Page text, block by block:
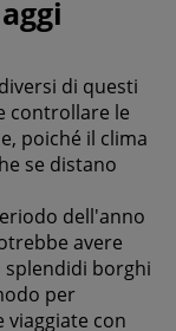
di questi
controllare le
poiché il clima
se distano
dell'anno
avere
borghi
per
viaggiate con